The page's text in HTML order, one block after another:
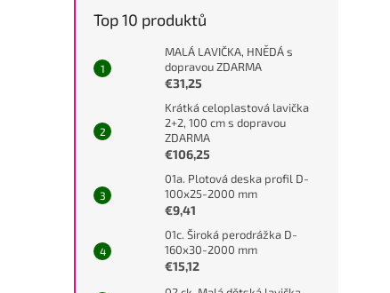
Top 10 produktů
MALÁ LAVIČKA, HNĚDÁ s
dopravou ZDARMA
€31,25
Krátká celoplastová lavička
2+2, 100 cm s dopravou
ZDARMA
€106,25
01a. Plotová deska profil D-
100x25-2000 mm
€9,41
01c. Široká perodrážka D-
160x30-2000 mm
€15,12